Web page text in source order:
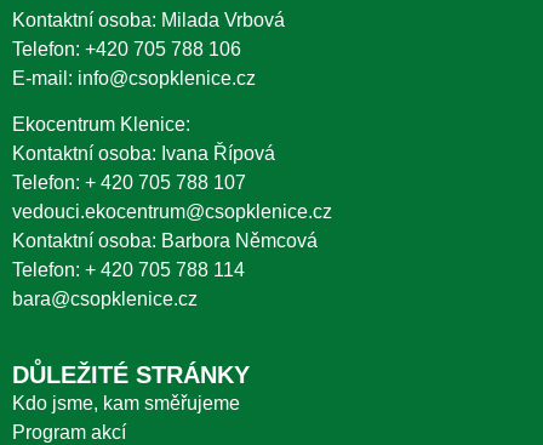
Kontaktní osoba: Milada Vrbová
Telefon: +420 705 788 106
E-mail: info@csopklenice.cz
Ekocentrum Klenice:
Kontaktní osoba: Ivana Řípová
Telefon: + 420 705 788 107
vedouci.ekocentrum@csopklenice.cz
Kontaktní osoba: Barbora Němcová
Telefon: + 420 705 788 114
bara@csopklenice.cz
DŮLEŽITÉ STRÁNKY
Kdo jsme, kam směřujeme
Program akcí